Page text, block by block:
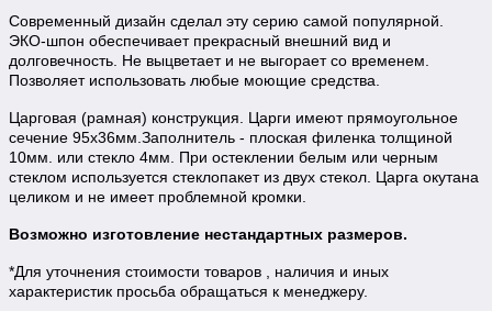
Современный дизайн сделал эту серию самой популярной.
ЭКО-шпон обеспечивает прекрасный внешний вид и
долговечность. Не выцветает и не выгорает со временем.
Позволяет использовать любые моющие средства.
Царговая (рамная) конструкция. Царги имеют прямоугольное
сечение 95х36мм.Заполнитель - плоская филенка толщиной
10мм. или стекло 4мм. При остеклении белым или черным
стеклом используется стеклопакет из двух стекол. Царга окутана
целиком и не имеет проблемной кромки.
Возможно изготовление нестандартных размеров.
*Для уточнения стоимости товаров , наличия и иных
характеристик просьба обращаться к менеджеру.